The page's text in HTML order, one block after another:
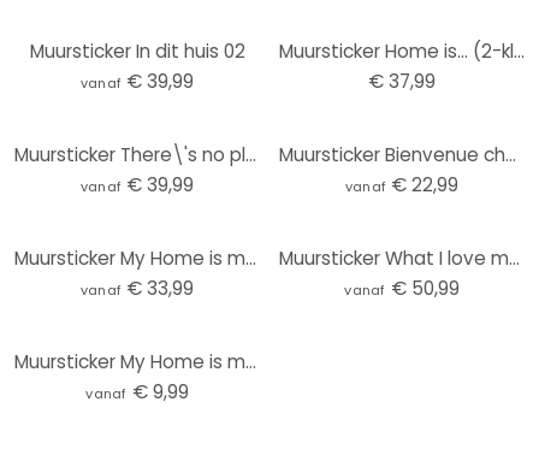
Muursticker In dit huis 02
vanaf € 39,99
Muursticker Home is... (2-kleurig) incl. 5 Fotolijstjes
€ 37,99
Muursticker There\'s no place like home
vanaf € 39,99
Muursticker Bienvenue chez les....
vanaf € 22,99
Muursticker My Home is my Castle 1
vanaf € 33,99
Muursticker What I love most...2
vanaf € 50,99
Muursticker My Home is my Castle 2
vanaf € 9,99